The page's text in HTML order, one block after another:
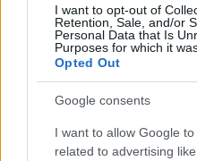
I want to opt-out of
Retention, Sale, and/or
Personal Data that Is
Purposes for which it
Opted Out
Google consents
I want to allow Google
related to advertising
11. diciembre 2020 PorJesus Gallo
¿Se recuperarán a tiempo
Jesús Navas? Sigue las noticias
de la jornada 13 Comunio.